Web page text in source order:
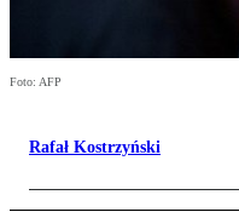
Foto: AFP
Rafał Kostrzyński